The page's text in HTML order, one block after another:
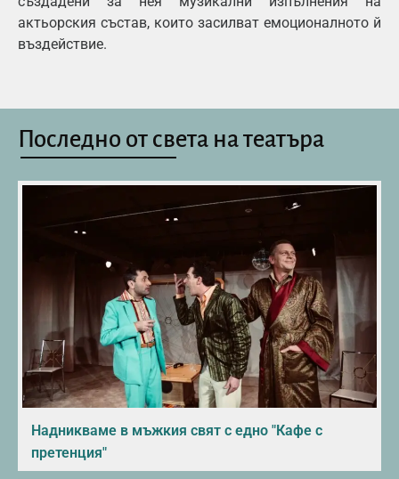
актьорския състав, които засилват емоционалното й
въздействие.
Последно от света на театъра
Надникваме в мъжкия свят с едно "Кафе с
претенция"